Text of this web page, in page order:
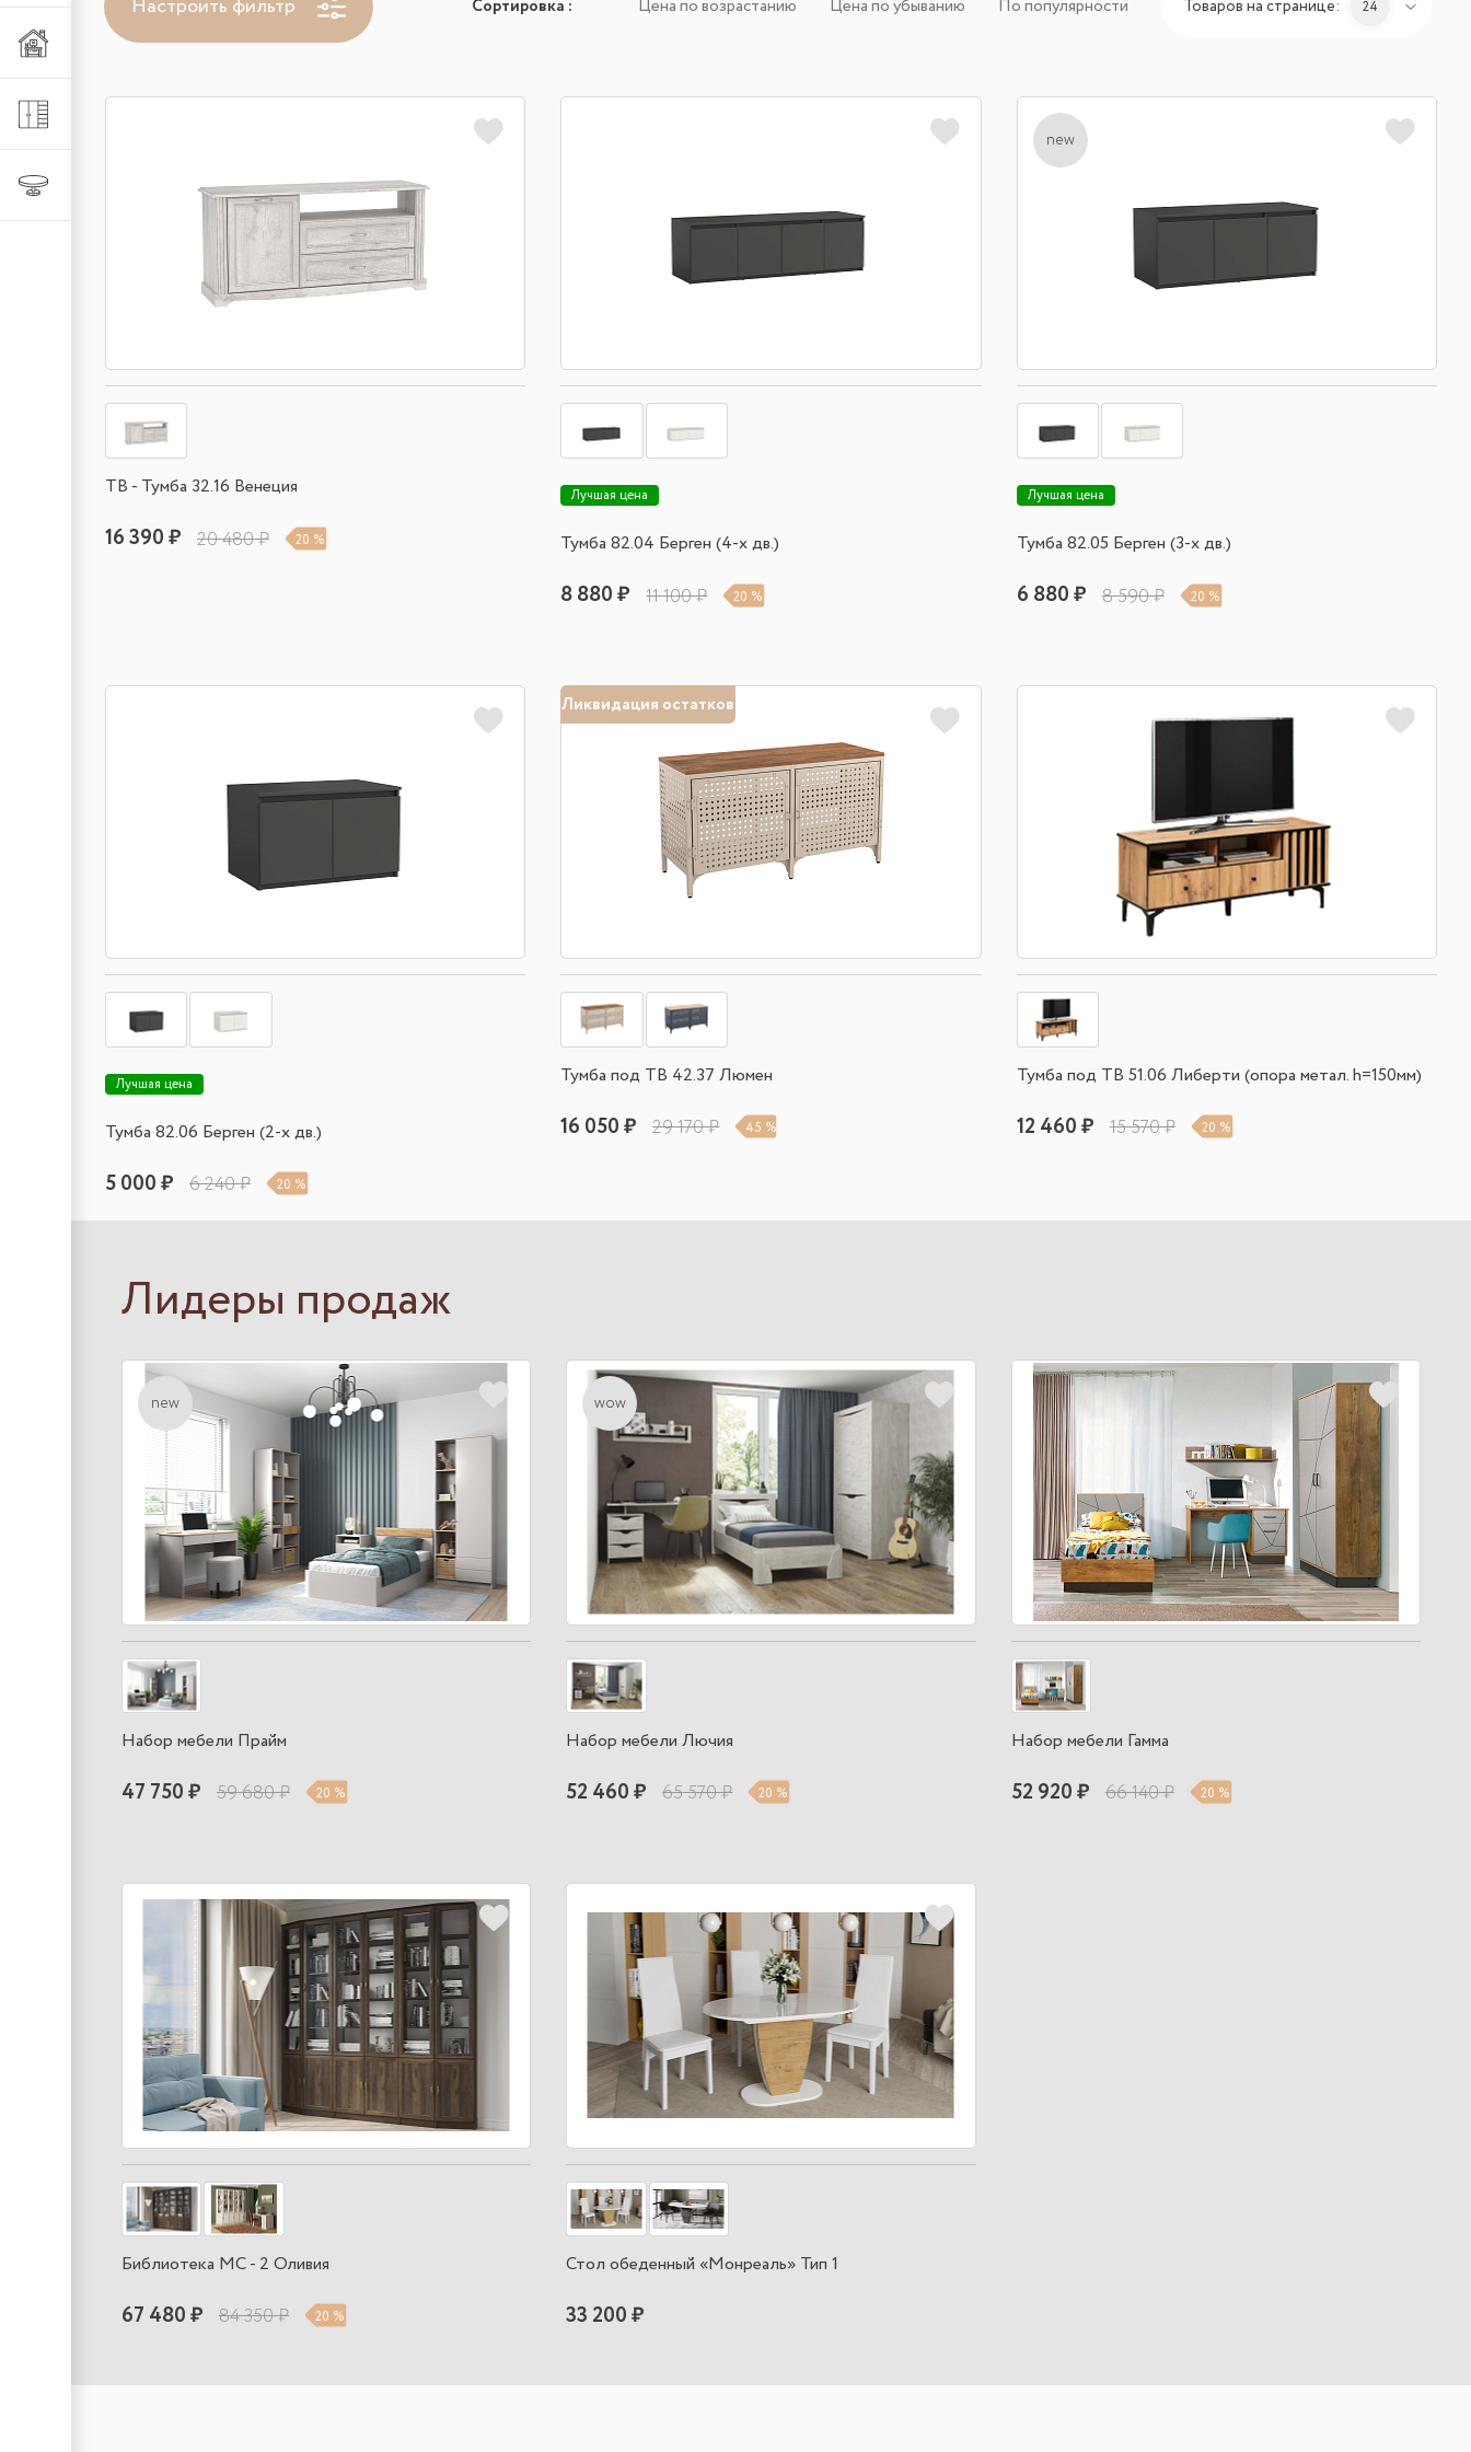
Мебель из металла
Столы и стулья
Настроить фильтр Сортировка : Цена по возрастанию Цена по убыванию По популярности Товаров на странице: 24
ТВ - Тумба 32.16 Венеция
16 390 ₽ 20 480 ₽ 20 %
Лучшая цена
Тумба 82.04 Берген (4-х дв.)
8 880 ₽ 11 100 ₽ 20 %
new
Лучшая цена
Тумба 82.05 Берген (3-х дв.)
6 880 ₽ 8 590 ₽ 20 %
Лучшая цена
Тумба 82.06 Берген (2-х дв.)
5 000 ₽ 6 240 ₽ 20 %
Ликвидация остатков
Тумба под ТВ 42.37 Люмен
16 050 ₽ 29 170 ₽ 45 %
Тумба под ТВ 51.06 Либерти (опора метал. h=150мм)
12 460 ₽ 15 570 ₽ 20 %
Лидеры продаж
new
Набор мебели Прайм
47 750 ₽ 59 680 ₽ 20 %
wow
Набор мебели Лючия
52 460 ₽ 65 570 ₽ 20 %
Набор мебели Гамма
52 920 ₽ 66 140 ₽ 20 %
Библиотека МС - 2 Оливия
67 480 ₽ 84 350 ₽ 20 %
Стол обеденный «Монреаль» Тип 1
33 200 ₽